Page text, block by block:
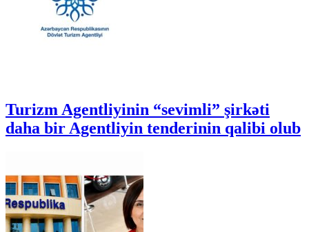
Turizm Agentliyinin “sevimli” şirkəti
daha bir Agentliyin tenderinin qalibi olub